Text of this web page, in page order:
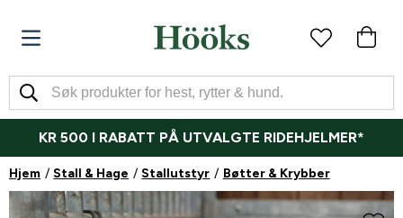
KR 500 I RABATT PÅ UTVALGTE RIDEHJELMER*
Hjem Stall & Hage Stallutstyr Bøtter & Krybber